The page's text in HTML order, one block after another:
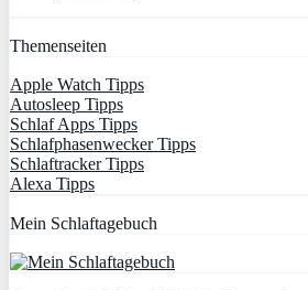
Themenseiten
Apple Watch Tipps
Autosleep Tipps
Schlaf Apps Tipps
Schlafphasenwecker Tipps
Schlaftracker Tipps
Alexa Tipps
Mein Schlaftagebuch